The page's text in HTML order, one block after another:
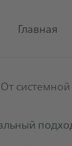
Главная